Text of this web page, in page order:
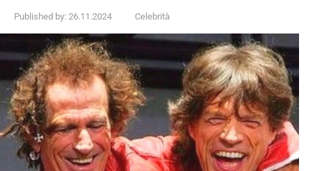
Published by: 26.11.2024 Celebrità